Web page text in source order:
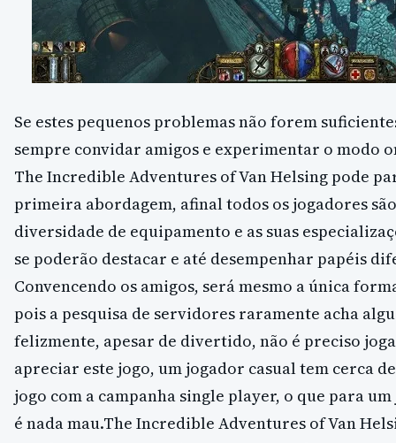
Se estes pequenos problemas não forem
sempre convidar amigos e experimentar o modo
The Incredible Adventures of Van Helsing pode
primeira abordagem, afinal todos os jogadores
diversidade de equipamento e as suas
se poderão destacar e até desempenhar papéis
Convencendo os amigos, será mesmo a única
pois a pesquisa de servidores raramente acha
felizmente, apesar de divertido, não é preciso
apreciar este jogo, um jogador casual tem cerca
jogo com a campanha single player, o que para
é nada mau.The Incredible Adventures of Van